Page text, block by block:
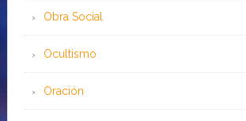
Obra Social
Ocultismo
Oración